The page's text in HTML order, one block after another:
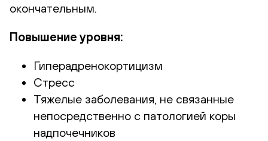
окончательным.
Повышение уровня:
Гиперадренокортицизм
Стресс
Тяжелые заболевания, не связанные
непосредственно с патологией коры
надпочечников